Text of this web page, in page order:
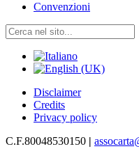
Convenzioni
Disclaimer
Credits
Privacy policy
C.F.80048530150 |